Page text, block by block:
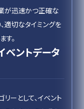
が迅速かつ正確な
適切なタイミングを
す。
ベントデータ
ーとして、イベント